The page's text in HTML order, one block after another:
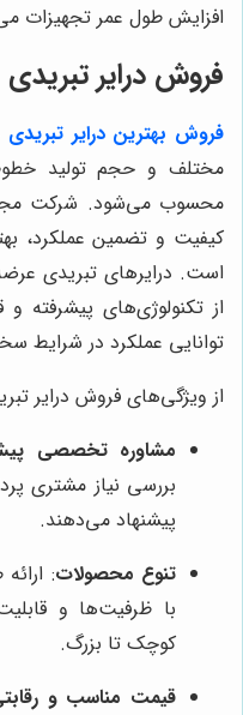
افزایش طول عمر تجهیزات
فروش درایر تبریدی
فروش بهترین درایر تبریدی
مختلف و حجم تولید
محسوب می‌شود. شرکت
کیفیت و تضمین عملکرد،
است. درایرهای تبریدی
از تکنولوژی‌های پیشرفته
توانایی عملکرد در شرایط
از ویژگی‌های فروش درایر
مشاوره تخصصی
بررسی نیاز مشتری
پیشنهاد می‌دهند.
تنوع محصولات:
با ظرفیت‌ها و
کوچک تا بزرگ.
قیمت مناسب و